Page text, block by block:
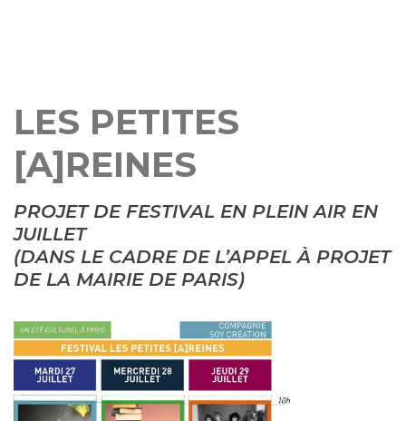
LES PETITES
[A]REINES
PROJET DE FESTIVAL EN PLEIN AIR EN
JUILLET
(DANS LE CADRE DE L’APPEL À PROJET
DE LA MAIRIE DE PARIS)